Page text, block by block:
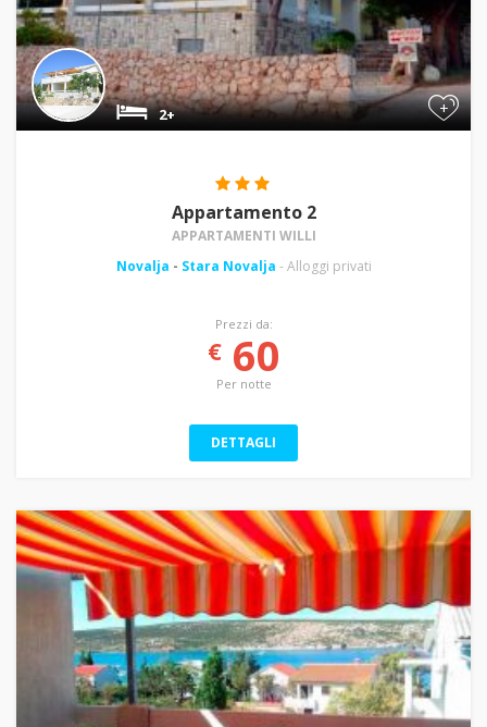
+
2+
Appartamento 2
APPARTAMENTI WILLI
Novalja - Stara Novalja - Alloggi privati
Prezzi da:
€60
Per notte
DETTAGLI